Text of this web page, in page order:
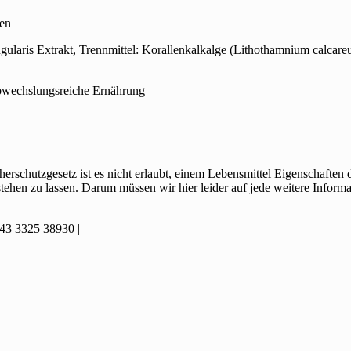
Extrakt, Trennmittel: Korallenkalkalge (Lithothamnium
Ernährung
ist es nicht erlaubt, einem Lebensmittel
zu lassen. Darum müssen wir hier leider auf jede weitere
3325 38930 |